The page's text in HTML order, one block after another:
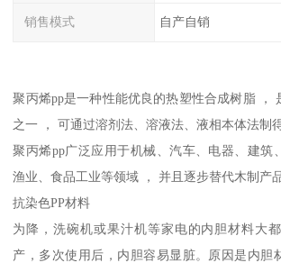
销售模式 自产自销
聚丙烯pp是一种性能优良的热塑性合成树脂 ，
之一 ， 可通过溶剂法、溶液法、液相本体法制得
聚丙烯pp广泛应用于机械、汽车、电器、建筑
渔业、食品工业等领域 ， 并且逐步替代木制产品
抗染色PP材料
为降，洗碗机或果汁机等家电的内胆材料大
产，多次使用后，内胆容易显脏。原因是内胆